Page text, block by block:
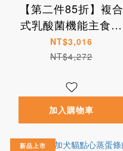
【第二件85折】複合
式乳酸菌機能主食罐
組(80g/罐)
NT$3,016
NT$4,272
加入購物車
新品上市